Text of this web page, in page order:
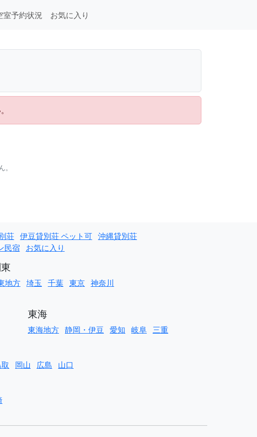
室予約状況
お気に入り
荘 伊豆貸別荘 ペット可 沖縄貸別荘
民宿 お気に入り
地方 埼玉 千葉 東京 神奈川
東海
東海地方 静岡・伊豆 愛知 岐阜 三重
岡山 広島 山口